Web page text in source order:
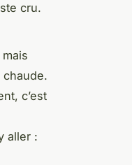
cru.
c’est
aller :